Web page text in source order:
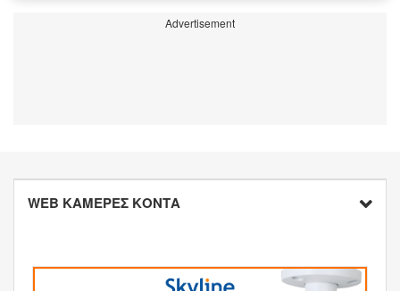
Advertisement
WEB ΚΑΜΕΡΕΣ ΚΟΝΤΑ